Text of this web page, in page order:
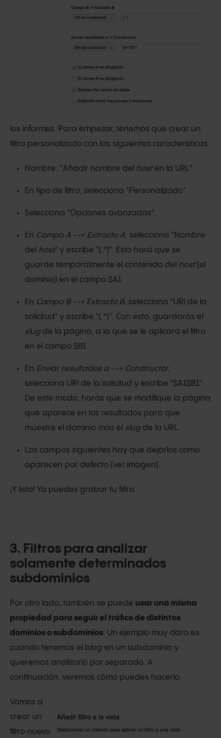
los informes. Para empezar, tenemos que crear un
filtro personalizado con las siguientes características:
Nombre: "Añadir nombre del hosten la URL".
En tipo de filtro, selecciona "Personalizado".
Selecciona "Opciones avanzadas".
En Campo A --> Extracto A, selecciona "Nombre
del host"y escribe "(.*)". Esto hará que se
guarde temporalmente el contenido del host(el
dominio) en el campo $A1.
En Campo B --> Extracto B, selecciona "URI de la
solicitud" y escribe "(.*)". Con esto, guardarás el
slug de la página, a la que se le aplicará el filtro
en el campo $B1 .
En Enviar resultados a --> Constructor,
selecciona URI de la solicitud y escribe "$A1$B1".
De este modo, harás que se modifique la página
que aparece en los resultados para que
muestre el dominio más el slug de la URL.
Los campos siguientes hay que dejarlos como
aparecen por defecto (ver imagen).
¡Y listo! Ya puedes grabar tu filtro.
3. Filtros para analizar
solamente determinados
subdominios
Por otro lado, también se puede usar una misma
propiedad para seguir el tráfico de distintos
dominios o subdominios. Un ejemplo muy claro es
cuando tenemos el blog en un subdominio y
queremos analizarlo por separado. A
continuación, veremos cómo puedes hacerlo.
Vamos a
crear un
filtro nuevo